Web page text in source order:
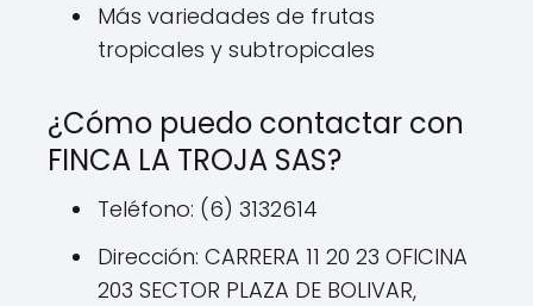
Más variedades de frutas
tropicales y subtropicales
¿Cómo puedo contactar con
FINCA LA TROJA SAS?
Teléfono: (6) 3132614
Dirección: CARRERA 11 20 23 OFICINA
203 SECTOR PLAZA DE BOLIVAR,